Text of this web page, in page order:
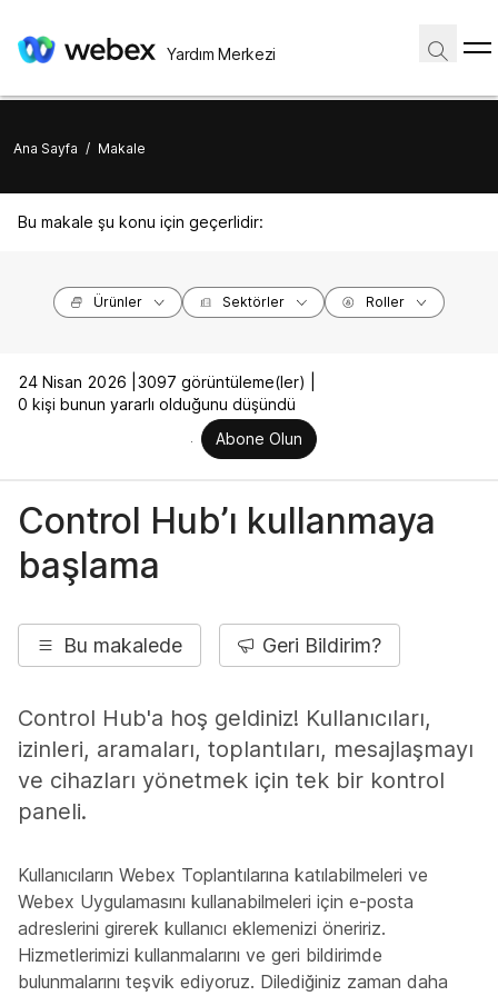
Yardım Merkezi
Ana Sayfa / Makale
Bu makale şu konu için geçerlidir:
Ürünler Sektörler Roller
24 Nisan 2026 | 3097 görüntüleme(ler) |
0 kişi bunun yararlı olduğunu düşündü
Abone Olun
Control Hub’ı kullanmaya
başlama
Bu makalede Geri Bildirim?
Control Hub'a hoş geldiniz! Kullanıcıları,
izinleri, aramaları, toplantıları, mesajlaşmayı
ve cihazları yönetmek için tek bir kontrol
paneli.
Kullanıcıların Webex Toplantılarına katılabilmeleri ve
Webex Uygulamasını kullanabilmeleri için e-posta
adreslerini girerek kullanıcı eklemenizi öneririz.
Hizmetlerimizi kullanmalarını ve geri bildirimde
bulunmalarını teşvik ediyoruz. Dilediğiniz zaman daha